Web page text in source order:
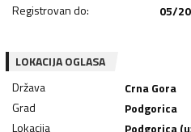
Registrovan do: 05/
LOKACIJA OGLASA
Država
Crna Gora
Grad
Podgorica
Lokacija
Podgorica